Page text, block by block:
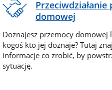
Przeciwdziałanie
domowej
Doznajesz przemocy domowej
kogoś kto jej doznaje? Tutaj
informacje co zrobić, by
sytuację.